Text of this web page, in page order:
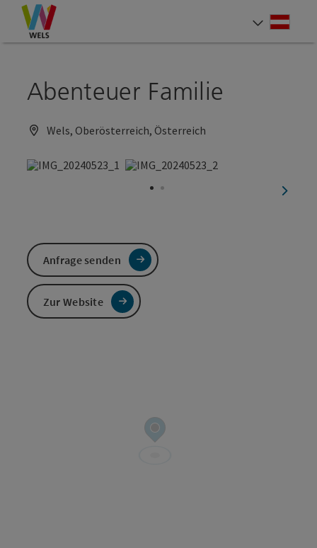
Zum Inhalt
Zur Navigation
Zum Seitenanfang
Abenteuer Familie
Wels, Oberösterreich, Österreich
Anfrage senden
Zur Website